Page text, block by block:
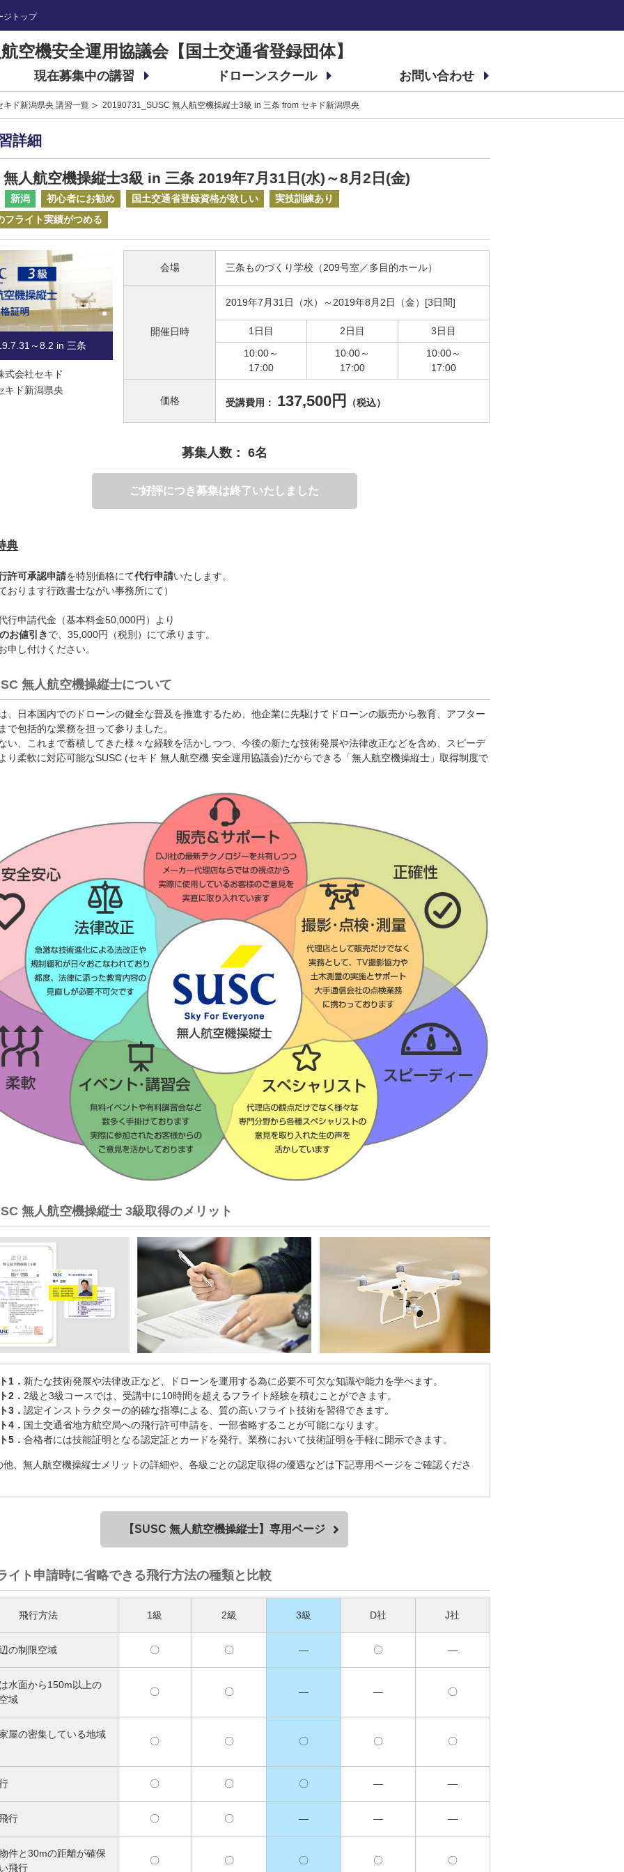
ジトップ
空機安全運用協議会【国土交通省登録団体】
現在募集中の講習 ドローンスクール お問い合わせ
キド新潟県央 講習一覧 20190731_SUSC 無人航空機操縦士3級 in 三条 from セキド新潟県央
詳細
無人航空機操縦士3級 in 三条 2019年7月31日(水)～8月2日(金)
新潟 初心者にお勧め 国土交通省登録資格が欲しい
実技訓練あり
フライト実績がつめる
～8.2 in 三条
式会社セキド
キド新潟県央
会場 三条ものづくり学校（209号室／多目的ホール）
開催日時
2019年7月31日（水）～2019年8月2日（金）[3日間]
1日目
10:00～
17:00
2日目
10:00～
17:00
3日目
10:00～
17:00
価格 受講費用： 137,500円 （税込）
募集人数： 6名
ご好評につき募集は終了いたしました
典
許可承認申請を特別価格にて代行申請いたします。
おります行政書士ながい事務所にて）
行申請代金（基本料金50,000円）より
お値引きで、35,000円（税別）にて承ります。
申し付けください。
無人航空機操縦士について
、日本国内でのドローンの健全な普及を推進するため、他企業に先駆けてドローンの販売から教育、アフター
で包括的な業務を担って参りました。
い、これまで蓄積してきた様々な経験を活かしつつ、今後の新たな技術発展や法律改正などを含め、スピーデ
り柔軟に対応可能なSUSC (セキド 無人航空機 安全運用協議会)だからできる「無人航空機操縦士」取得制度で
無人航空機操縦士 3級取得のメリット
1． 新たな技術発展や法律改正など、ドローンを運用する為に必要不可欠な知識や能力を学べます。
2． 2級と3級コースでは、受講中に10時間を超えるフライト経験を積むことができます。
3． 認定インストラクターの的確な指導による、質の高いフライト技術を習得できます。
4． 国土交通省地方航空局への飛行許可申請を、一部省略することが可能になります。
5． 合格者には技能証明となる認定証とカードを発行。業務において技術証明を手軽に開示できます。
他、無人航空機操縦士メリットの詳細や、各級ごとの認定取得の優遇などは下記専用ページをご確認くださ
【SUSC 無人航空機操縦士】専用ページ
イト申請時に省略できる飛行方法の種類と比較
飛行方法 1級 2級 3級 D社 J社
の制限空域 〇 〇 ― 〇 ―
水面から150m以上の
域
〇 〇 ― ― 〇
屋の密集している地域
〇 〇 〇 〇 〇
〇 〇 〇 ― ―
行 〇 〇 ― ― ―
件と30mの距離が確保
飛行
〇 〇 〇 〇 〇